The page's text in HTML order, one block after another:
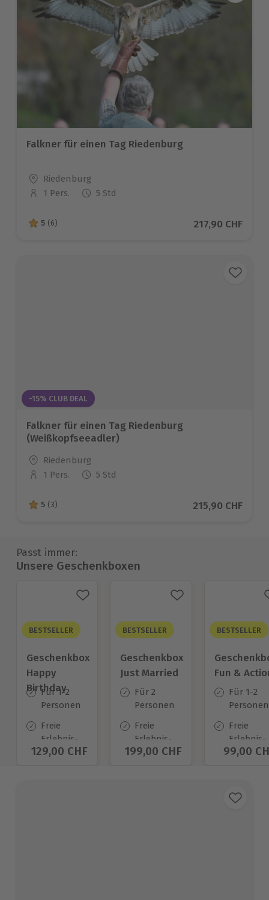
Falkner für einen Tag Riedenburg
Standort
Riedenburg
Anzahl der Teilnehmer
1 Pers. 5 Std
5 von 5 Sternen basierend auf 6 Bewertungen
5 (6) Aktueller Preis
217,90 CHF
-15% CLUB DEAL
Falkner für einen Tag Riedenburg
(Weißkopfseeadler)
Standort
Riedenburg
Anzahl der Teilnehmer
1 Pers. 5 Std
5 von 5 Sternen basierend auf 3 Bewertungen
5 (3) Aktueller Preis
215,90 CHF
Passt immer:
Unsere Geschenkboxen
BESTSELLER
Geschenkbox
Happy
Birthday
Für 1-2
Personen
Freie
Erlebnis-
Auswahl
Aktueller Preis
129,00 CHF
BESTSELLER
Geschenkbox
Just Married
Für 2
Personen
Freie
Erlebnis-
Auswahl
Aktueller Preis
199,00 CHF
BESTSELLER
Fun &
Für 1-2
Personen
Freie
Erlebnis-
Auswahl
99,00